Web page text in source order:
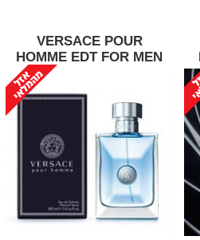
VERSACE POUR
HOMME EDT FOR MEN